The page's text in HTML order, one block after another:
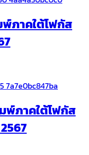
ภาคใต้โฟกัส
พ์ภาคใต้โฟกัส